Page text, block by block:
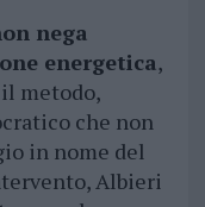
nega
energetica,
metodo,
che non
in nome del
Albieri